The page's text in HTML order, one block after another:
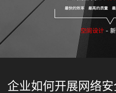
企业如何开展网络安